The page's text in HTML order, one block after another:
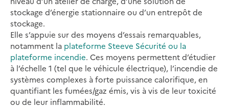
stockage d’énergie stationnaire ou d’un entrepôt de
stockage.
Elle s’appuie sur des moyens d’essais remarquables,
notamment la plateforme Steeve Sécurité ou la
plateforme incendie. Ces moyens permettent d’étudier
à l’échelle 1 (tel que le véhicule électrique), l’incendie de
systèmes complexes à forte puissance calorifique, en
quantifiant les fumées/gaz émis, vis à vis de leur toxicité
ou de leur inflammabilité.